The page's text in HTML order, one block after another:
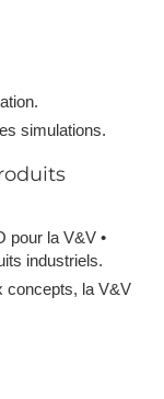
simulations.
pour la V&V •
industriels.
concepts, la V&V